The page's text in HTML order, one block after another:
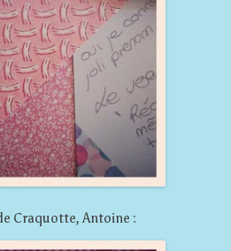
Craquotte, Antoine :